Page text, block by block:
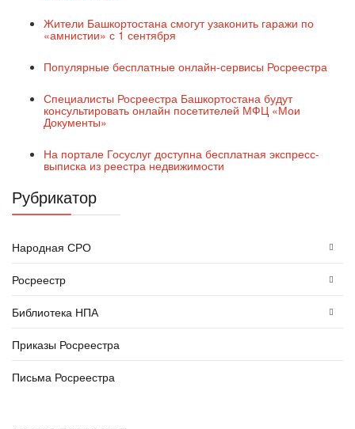
Жители Башкортостана смогут узаконить гаражи по
«амнистии» с 1 сентября
Популярные бесплатные онлайн-сервисы Росреестра
Специалисты Росреестра Башкортостана будут
консультировать онлайн посетителей МФЦ «Мои
Документы»
На портале Госуслуг доступна бесплатная экспресс-
выписка из реестра недвижимости
Рубрикатор
Народная СРО
Росреестр
Библиотека НПА
Приказы Росреестра
Письма Росреестра